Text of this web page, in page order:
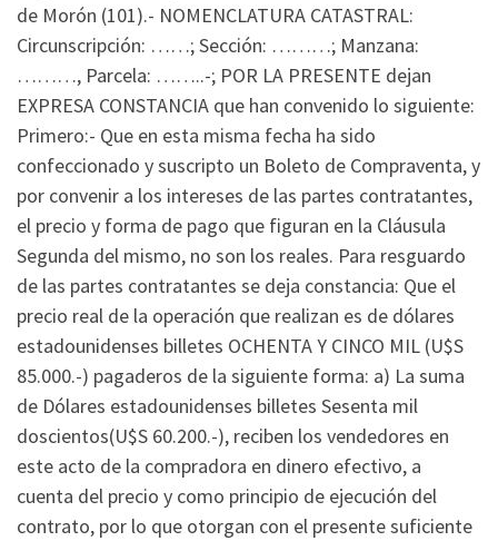
de Morón (101).- NOMENCLATURA CATASTRAL:
Circunscripción: ……; Sección: ………; Manzana:
………, Parcela: ……..-; POR LA PRESENTE dejan
EXPRESA CONSTANCIA que han convenido lo siguiente:
Primero:- Que en esta misma fecha ha sido
confeccionado y suscripto un Boleto de Compraventa, y
por convenir a los intereses de las partes contratantes,
el precio y forma de pago que figuran en la Cláusula
Segunda del mismo, no son los reales. Para resguardo
de las partes contratantes se deja constancia: Que el
precio real de la operación que realizan es de dólares
estadounidenses billetes OCHENTA Y CINCO MIL (U$S
85.000.-) pagaderos de la siguiente forma: a) La suma
de Dólares estadounidenses billetes Sesenta mil
doscientos(U$S 60.200.-), reciben los vendedores en
este acto de la compradora en dinero efectivo, a
cuenta del precio y como principio de ejecución del
contrato, por lo que otorgan con el presente suficiente